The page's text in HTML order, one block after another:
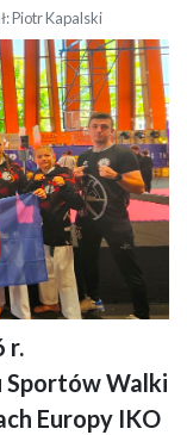
Piotr Kapalski
strojach klubowych
im dwaj trenerzy.
Piotra Sawickiego.
r.
Sportów Walki
Europy IKO